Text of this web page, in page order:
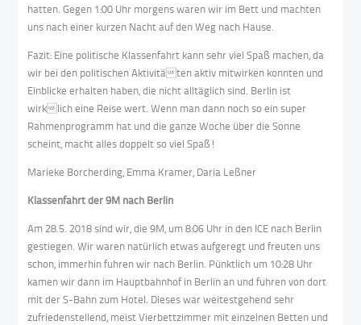
hatten. Gegen 1:00 Uhr morgens waren wir im Bett und machten
uns nach einer kurzen Nacht auf den Weg nach Hause.
Fazit: Eine politische Klassenfahrt kann sehr viel Spaß machen, da
wir bei den politischen Aktivitäten aktiv mitwirken konnten und
Einblicke erhalten haben, die nicht alltäglich sind. Berlin ist
wirklich eine Reise wert. Wenn man dann noch so ein super
Rahmenprogramm hat und die ganze Woche über die Sonne
scheint, macht alles doppelt so viel Spaß!
Marieke Borcherding, Emma Kramer, Daria Leßner
Klassenfahrt der 9M nach Berlin
Am 28.5. 2018 sind wir, die 9M, um 8:06 Uhr in den ICE nach Berlin
gestiegen. Wir waren natürlich etwas aufgeregt und freuten uns
schon, immerhin fuhren wir nach Berlin. Pünktlich um 10:28 Uhr
kamen wir dann im Hauptbahnhof in Berlin an und fuhren von dort
mit der S-Bahn zum Hotel. Dieses war weitestgehend sehr
zufriedenstellend, meist Vierbettzimmer mit einzelnen Betten und